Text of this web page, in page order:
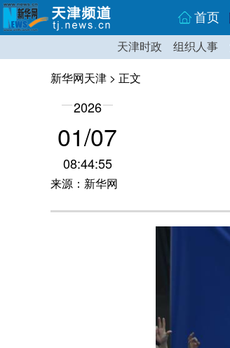
首页
天津时政 组织人事
新华网天津 > 正文
2026
01/07
08:44:55
来源：新华网